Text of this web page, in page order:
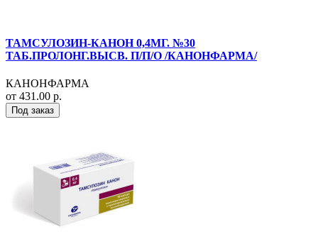
ТАМСУЛОЗИН-КАНОН 0,4МГ. №30
ТАБ.ПРОЛОНГ.ВЫСВ. П/П/О /КАНОНФАРМА/
КАНОНФАРМА
от 431.00 р.
Под заказ